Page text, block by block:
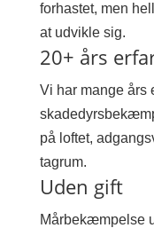
forhastet, men
at udvikle sig.
20+ års
Vi har mange års
på loftet,
tagrum.
Uden gift
Mårbekæmpelse